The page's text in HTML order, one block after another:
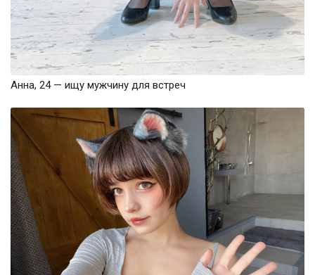
Анна, 24 — ищу мужчину для встреч